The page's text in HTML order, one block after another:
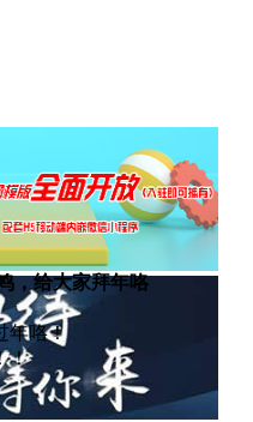
，给大家拜年咯
年咯！
！